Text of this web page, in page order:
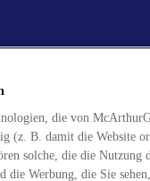
die von
(z. B. damit die Website
solche, die die Nutzung
die Werbung, die Sie